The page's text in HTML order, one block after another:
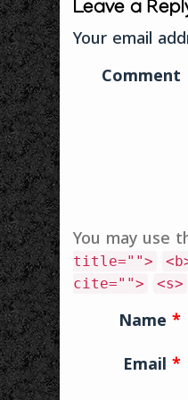
Leave a
Your email
Comment
You may use
title="">
cite="">
<s>
Name*
Email*